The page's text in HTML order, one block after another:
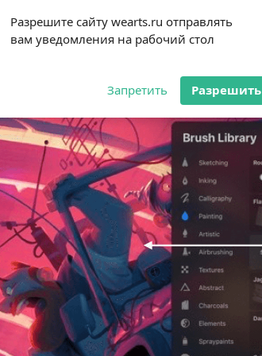
Разрешите сайту wearts.ru отправлять
вам уведомления на рабочий стол
Запретить Разрешить